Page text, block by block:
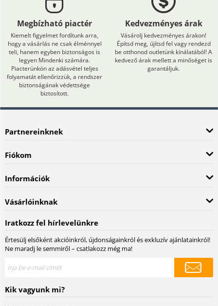
Megbízható piactér
Kiemelt figyelmet fordítunk arra,
hogy a vásárlás ne csak élménnyel
teli, hanem egyben biztonságos is
legyen Mindenki számára.
Piacterünkön az adásvétel teljes
folyamatát ellenőrizzük, a rendszer
biztonságának védettsége
biztosított.
Kedvezményes árak
Vásárolj kedvezményes árakon!
Építsd meg, újítsd fel vagy rendezd
be otthonod outletünk kínálatából! A
kedvező árak mellett a minőséget is
garantáljuk.
Partnereinknek
Fiókom
Információk
Vásárlóinknak
Iratkozz fel hírlevelünkre
Értesülj elsőként akcióinkról, újdonságainkról és exkluzív ajánlatainkról!
Ne maradj le semmiről – csatlakozz még ma!
Kik vagyunk mi?